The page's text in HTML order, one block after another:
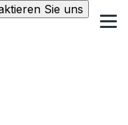
Sie uns